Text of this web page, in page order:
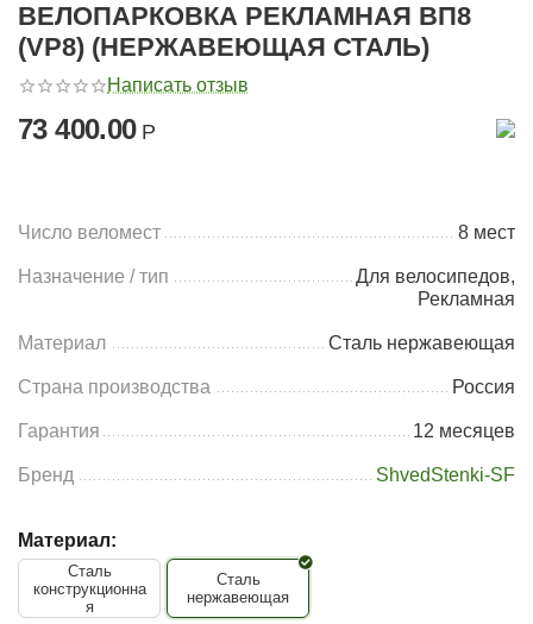
ВЕЛОПАРКОВКА РЕКЛАМНАЯ ВП8
(VP8) (НЕРЖАВЕЮЩАЯ СТАЛЬ)
Написать отзыв
73 400.00 Р
Число веломест 8 мест
Назначение / тип
Для велосипедов,
Рекламная
Материал Сталь нержавеющая
Страна производства Россия
Гарантия 12 месяцев
Бренд ShvedStenki-SF
Материал:
Сталь
конструкционна
я
Сталь
нержавеющая